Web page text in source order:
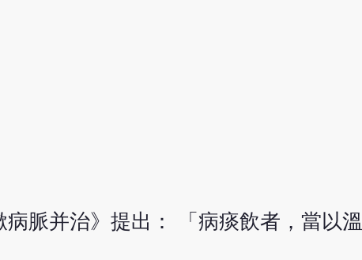
脈并治》提出： 「病痰飲者，當以溫